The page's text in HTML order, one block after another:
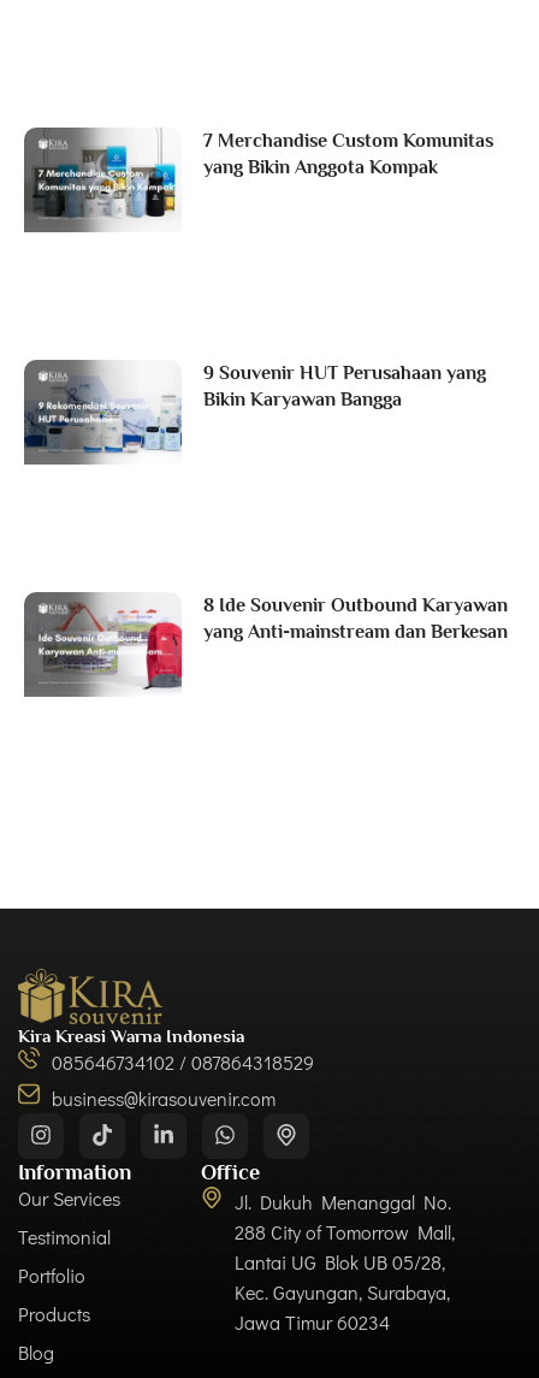
7 Merchandise Custom Komunitas
yang Bikin Anggota Kompak
9 Souvenir HUT Perusahaan yang
Bikin Karyawan Bangga
8 Ide Souvenir Outbound Karyawan
yang Anti-mainstream dan Berkesan
Kira Kreasi Warna Indonesia
085646734102 / 087864318529
business@kirasouvenir.com
Information
Our Services
Testimonial
Portfolio
Products
Blog
Office
Jl. Dukuh Menanggal No.
288 City of Tomorrow Mall,
Lantai UG Blok UB 05/28,
Kec. Gayungan, Surabaya,
Jawa Timur 60234